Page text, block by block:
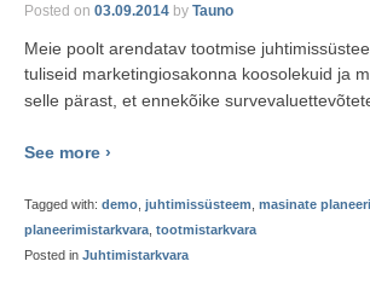
Posted on 03.09.2014 by Tauno
Meie poolt arendatav tootmise
tuliseid marketingiosakonna koosolekuid ja
selle pärast, et ennekõike
See more ›
Tagged with: demo juhtimissüsteem masinate
planeerimistarkvara tootmistarkvara
Posted in Juhtimistarkvara